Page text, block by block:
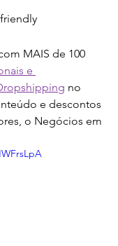
MAIS de 100
e
no
e descontos
o Negócios em